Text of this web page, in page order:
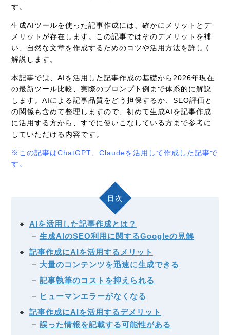
す。
生成AIツールを使った記事作成には、確かにメリットとデ
メリットが存在します。この記事ではそのデメリットを補
い、自然な文章を作成するためのコツや活用方法を詳しく
解説します。
本記事では、AIを活用した記事作成の基礎から2026年現在
の最新ツール比較、実際のプロンプト例まで体系的に解説
します。AIによる記事品質をどう担保するか、SEO評価と
の関係も含めて整理しますので、初めて生成AIを記事作成
に活用する方から、すでに使いこなしている方まで参考に
していただける内容です。
※この記事はChatGPT、Claudeを活用して作成した記事で
す。
目次
AIを活用した記事作成とは？
生成AIのSEO利用に関するGoogleの見解
記事作成にAIを活用するメリット
大量のコンテンツを迅速に生成できる
記事執筆のコストを抑えられる
ヒューマンエラーがなくなる
記事作成にAIを活用するデメリット
誤った情報を記載する可能性がある